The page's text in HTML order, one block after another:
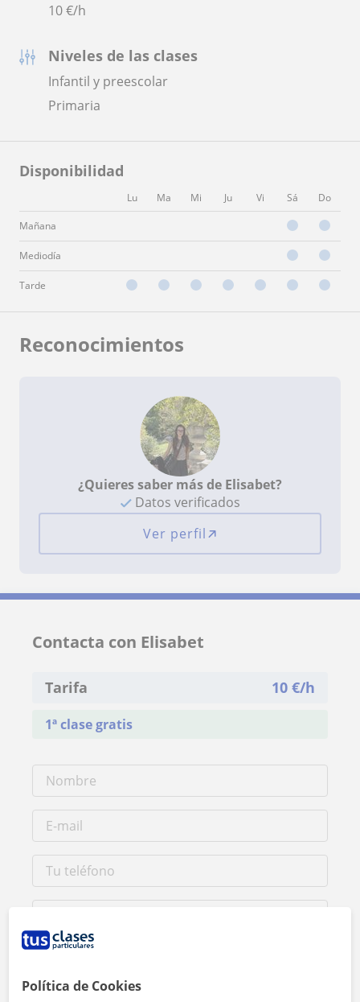
10€/h
Niveles de las clases
Infantil y preescolar
Primaria
Disponibilidad
Lu Ma Mi Ju Vi Sá Do
Mañana
Mediodía
Tarde
Reconocimientos
¿Quieres saber más de Elisabet?
Datos verificados
Ver perfil
Contacta con Elisabet
Tarifa 10 €/h
1ª clase gratis
Política de Cookies